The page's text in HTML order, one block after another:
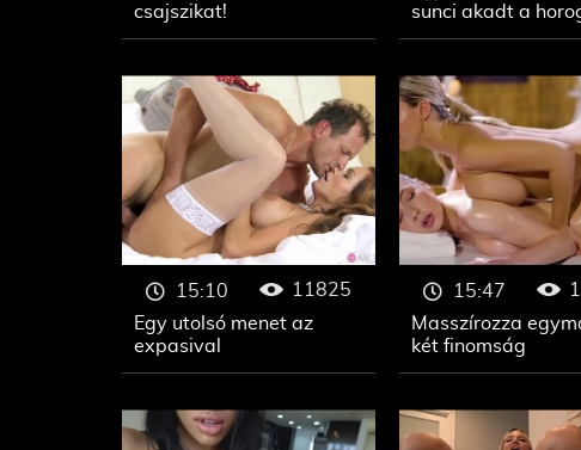
csajszikat!
sunci akadt a
Egy utolsó menet az
expasival
15:10
11825
Masszírozza
két finomság
15:47